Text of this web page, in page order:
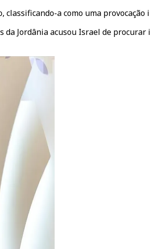
classificando-a como uma
Jordânia acusou Israel de